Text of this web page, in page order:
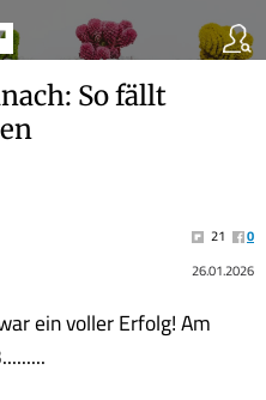
So fällt
21
0
26.01.2026
ein voller Erfolg! Am